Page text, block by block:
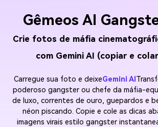
Gêmeos AI
Crie fotos de máfia
com Gemini AI (copiar e
Carregue sua foto e deixeGemini AI
poderoso gangster ou chefe da máfia-
de luxo, correntes de ouro, guepardos e
néon piscando. Copie e cole as dicas
imagens virais estilo gangster